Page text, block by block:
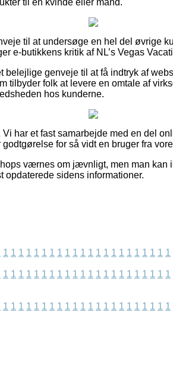
til at undersøge en hel del øvrige
e-butikkens kritik af NL’s Vegas
belejlige genveje til at få indtryk af
tilbyder folk at levere en omtale af
hos kunderne.
har et fast samarbejde med en del
for så vidt en bruger fra
værnes om jævnligt, men man kan
opdaterede sidens informationer.
1 1 1 1 1 1 1 1 1 1 1 1 1 1 1 1 1 1 1 1 1 1
1 1 1 1 1 1 1 1 1 1 1 1 1 1 1 1 1 1 1 1 1 1
1 1 1 1 1 1 1 1 1 1 1 1 1 1 1 1 1 1 1 1 1 1